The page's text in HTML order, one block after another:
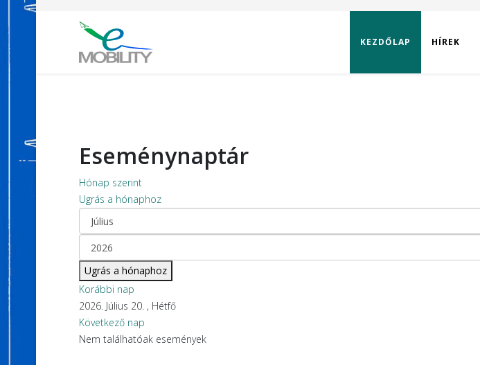
KEZDŐLAP HÍREK
Eseménynaptár
Hónap szerint
Ugrás a hónaphoz
Ugrás a hónaphoz
Korábbi nap
2026. Július 20. , Hétfő
Következő nap
Nem találhatóak események